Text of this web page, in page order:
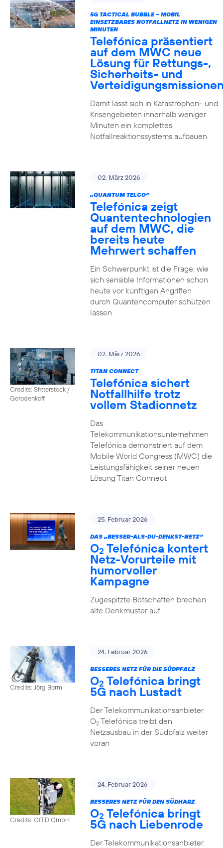
5G TACTICAL BUBBLE – MOBIL
EINSETZBARES NOTFALLNETZ IN WENIGEN
MINUTEN
Telefónica präsentiert
auf dem MWC neue
Lösung für Rettungs-,
Sicherheits- und
Damit lässt sich in Katastrophen- und
Krisengebieten innerhalb weniger
Minuten ein komplettes
Notfallreaktionssystems aufbauen
02. März 2026
„QUANTUM TELCO“
Telefónica zeigt
Quanten­technologien
auf dem MWC, die
bereits heute
Mehrwert schaffen
Ein Schwerpunkt ist die Frage, wie
sich sensible Informationen schon
heute vor künftigen Angriffen
durch Quantencomputer schützen
lassen
Credits: Shtterstock /
Gorodenkoff
02. März 2026
TITAN CONNECT
Telefónica sichert
Notfallhilfe trotz
vollem Stadionnetz
Das
Telekommunikationsunternehmen
Telefónica demonstriert auf dem
Mobile World Congress (MWC) die
Leistungsfähigkeit seiner neuen
Lösung Titan Connect
25. Februar 2026
DAS „BESSER-ALS-DU-DENKST-NETZ“
O2 Telefónica kontert
Netz-Vorurteile mit
humorvoller
Kampagne
Zugespitzte Botschaften brechen
alte Denkmuster auf
Credits: Jörg Borm
24. Februar 2026
BESSERES NETZ FÜR DIE SÜDPFALZ
O2 Telefónica bringt
5G nach Lustadt
Der Telekommunikationsanbieter
O2Telefónica treibt den
Netzausbau in der Südpfalz weiter
voran
Credits: GfTD GmbH
24. Februar 2026
BESSERES NETZ FÜR DEN SÜDHARZ
O2 Telefónica bringt
5G nach Liebenrode
Der Telekommunikationsanbieter